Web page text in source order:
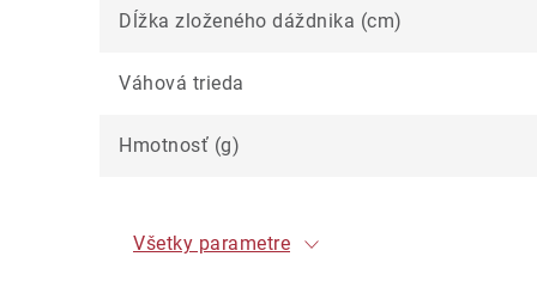
Dĺžka zloženého dáždnika (cm)
Váhová trieda
Hmotnosť (g)
Všetky parametre